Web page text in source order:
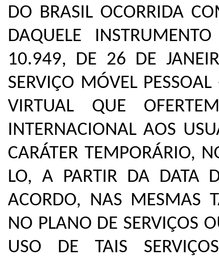
DO BRASIL OCORRIDA
DAQUELE
10.949, DE 26 DE
SERVIÇO MÓVEL
VIRTUAL QUE
INTERNACIONAL AOS
CARÁTER TEMPORÁRIO,
LO, A PARTIR DA DATA
ACORDO, NAS MESMAS
NO PLANO DE SERVIÇOS
USO DE TAIS